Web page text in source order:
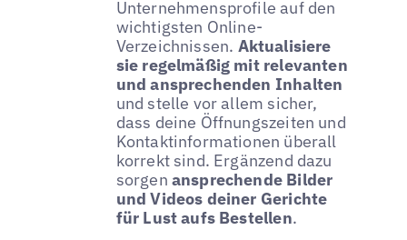
Unternehmensprofile auf den
wichtigsten Online-
Verzeichnissen. Aktualisiere
sie regelmäßig mit relevanten
und ansprechenden Inhalten
und stelle vor allem sicher,
dass deine Öffnungszeiten und
Kontaktinformationen überall
korrekt sind. Ergänzend dazu
sorgen ansprechende Bilder
und Videos deiner Gerichte
für Lust aufs Bestellen.